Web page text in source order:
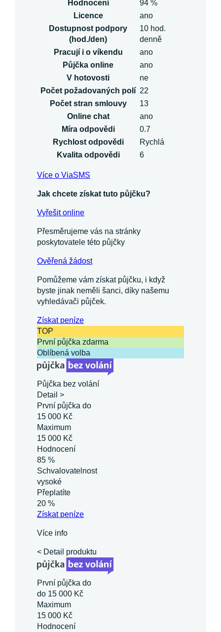
Hodnocení
94 %
Licence
ano
Dostupnost podpory
(hod./den)
10 hod.
denně
Pracují i o víkendu
ano
Půjčka online
ano
V hotovosti
ne
Počet požadovaných polí 22
Počet stran smlouvy
13
Online chat
ano
Míra odpovědi
0.7
Rychlost odpovědi
Rychlá
Kvalita odpovědi
6
Více o ViaSMS
Jak chcete získat tuto půjčku?
Vyřešit online
Přesměrujeme vás na stránky
poskytovatele této půjčky
Ověřená žádost
Pomůžeme vám získat půjčku, i když
byste jinak neměli šanci, díky našemu
vyhledávači půjček.
Získatpeníze
TOP
První půjčka zdarma
Oblíbená volba
Půjčka bez volání
Detail >
První půjčka do
15 000 Kč
Maximum
15 000 Kč
Hodnocení
85 %
Schvalovatelnost
vysoké
Přeplatíte
20 %
Získatpeníze
Více info
< Detail produktu
První půjčka do
do 15 000 Kč
Maximum
15 000 Kč
Hodnocení